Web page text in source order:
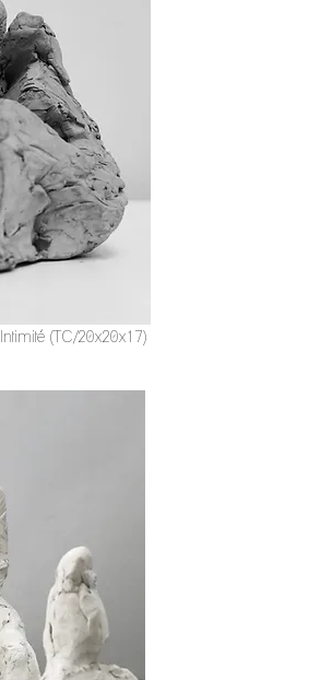
Intimité (TC/20x20x17)